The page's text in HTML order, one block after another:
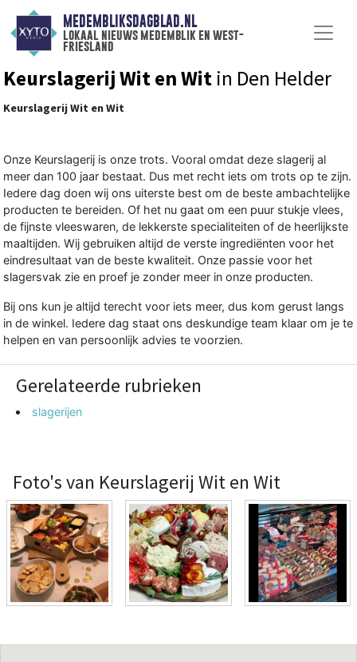
MEDEMBLIKSDAGBLAD.NL
lokaal nieuws medemblik en west-
friesland
Keurslagerij Wit en Wit in Den Helder
Keurslagerij Wit en Wit
Onze Keurslagerij is onze trots. Vooral omdat deze slagerij al
meer dan 100 jaar bestaat. Dus met recht iets om trots op te zijn.
Iedere dag doen wij ons uiterste best om de beste ambachtelijke
producten te bereiden. Of het nu gaat om een puur stukje vlees,
de fijnste vleeswaren, de lekkerste specialiteiten of de heerlijkste
maaltijden. Wij gebruiken altijd de verste ingrediënten voor het
eindresultaat van de beste kwaliteit. Onze passie voor het
slagersvak zie en proef je zonder meer in onze producten.
Bij ons kun je altijd terecht voor iets meer, dus kom gerust langs
in de winkel. Iedere dag staat ons deskundige team klaar om je te
helpen en van persoonlijk advies te voorzien.
Gerelateerde rubrieken
slagerijen
Foto's van Keurslagerij Wit en Wit